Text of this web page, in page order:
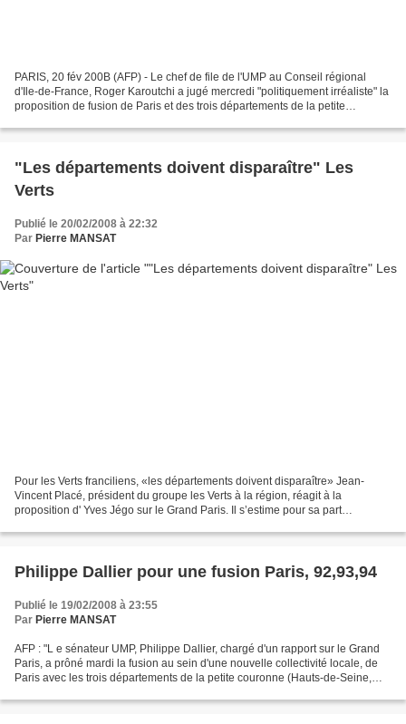
PARIS, 20 fév 200B (AFP) - Le chef de file de l'UMP au Conseil régional
d'Ile-de-France, Roger Karoutchi a jugé mercredi "politiquement irréaliste" la
proposition de fusion de Paris et des trois départements de la petite
"Les départements doivent disparaître" Les
Verts
Publié le 20/02/2008 à 22:32
Par Pierre MANSAT
Pour les Verts franciliens, «les départements doivent disparaître» Jean-
Vincent Placé, président du groupe les Verts à la région, réagit à la
proposition d' Yves Jégo sur le Grand Paris. Il s’estime pour sa part
Philippe Dallier pour une fusion Paris, 92,93,94
Publié le 19/02/2008 à 23:55
Par Pierre MANSAT
AFP : "L e sénateur UMP, Philippe Dallier, chargé d'un rapport sur le Grand
Paris, a prôné mardi la fusion au sein d'une nouvelle collectivité locale, de
Paris avec les trois départements de la petite couronne (Hauts-de-Seine,